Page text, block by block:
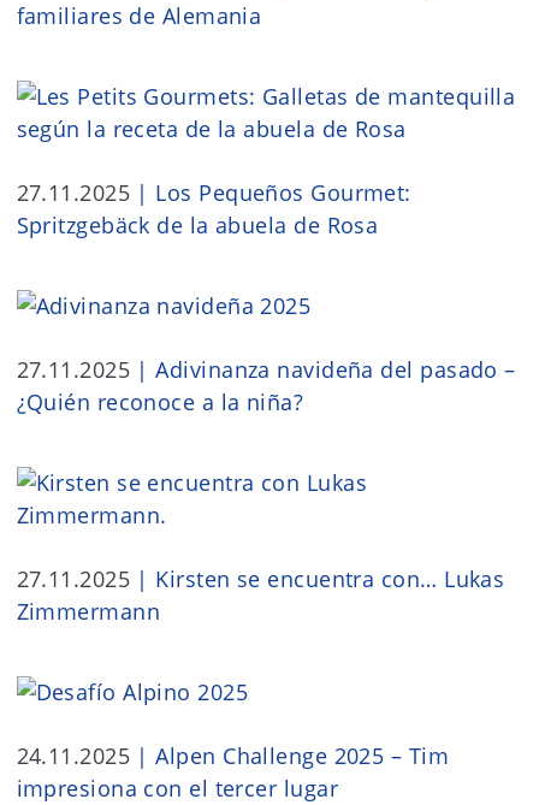
familiares de Alemania
27.11.2025 | Los Pequeños Gourmet:
Spritzgebäck de la abuela de Rosa
27.11.2025 |Adivinanza navideña del pasado –
¿Quién reconoce a la niña?
27.11.2025 | Kirsten se encuentra con… Lukas
Zimmermann
24.11.2025 |Alpen Challenge 2025 – Tim
impresiona con el tercer lugar